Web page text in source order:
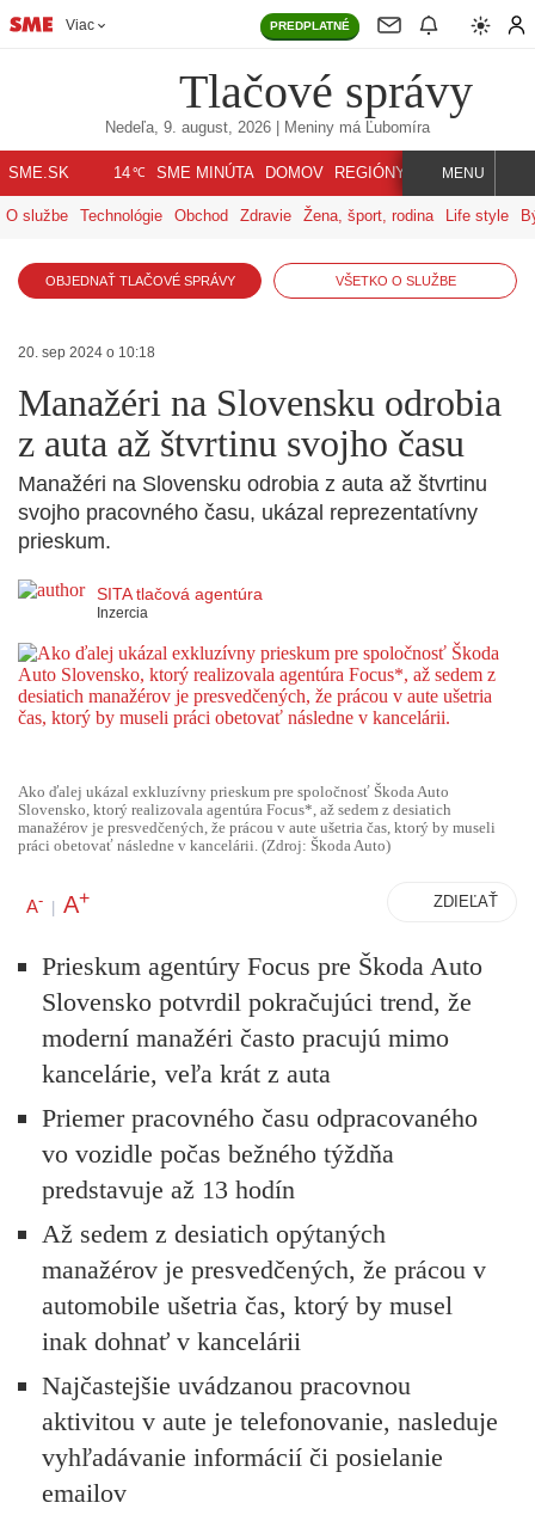
Viac PREDPLATNÉ
Tlačové správy
Nedeľa, 9. august, 2026 | Meniny má Ľubomíra
SME.SK 14℃ SME MINÚTA DOMOV REGIÓNY INDEX SVET
MENU
O službe Technológie Obchod Zdravie Žena, šport, rodina Life style
OBJEDNAŤ TLAČOVÉ SPRÁVY VŠETKO O SLUŽBE
20. sep 2024 o 10:18
Manažéri na Slovensku odrobia
z auta až štvrtinu svojho času
Manažéri na Slovensku odrobia z auta až štvrtinu
svojho pracovného času, ukázal reprezentatívny
prieskum.
SITA tlačová agentúra
Inzercia
Ako ďalej ukázal exkluzívny prieskum pre spoločnosť Škoda Auto
Slovensko, ktorý realizovala agentúra Focus*, až sedem z desiatich
manažérov je presvedčených, že prácou v aute ušetria čas, ktorý by museli
práci obetovať následne v kancelárii. (Zdroj: Škoda Auto)
A- | A+ ZDIEĽAŤ
Prieskum agentúry Focus pre Škoda Auto
Slovensko potvrdil pokračujúci trend, že
moderní manažéri často pracujú mimo
kancelárie, veľa krát z auta
Priemer pracovného času odpracovaného
vo vozidle počas bežného týždňa
predstavuje až 13 hodín
Až sedem z desiatich opýtaných
manažérov je presvedčených, že prácou v
automobile ušetria čas, ktorý by musel
inak dohnať v kancelárii
Najčastejšie uvádzanou pracovnou
aktivitou v aute je telefonovanie, nasleduje
vyhľadávanie informácií či posielanie
emailov